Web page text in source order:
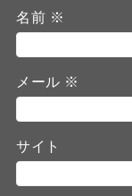
名前 ※
メール ※
サイト